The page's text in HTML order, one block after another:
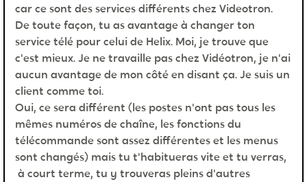
car ce sont des services différents chez Videotron.
De toute façon, tu as avantage à changer ton
service télé pour celui de Helix. Moi, je trouve que
c'est mieux. Je ne travaille pas chez Vidéotron, je n'ai
aucun avantage de mon côté en disant ça. Je suis un
client comme toi.
Oui, ce sera différent (les postes n'ont pas tous les
mêmes numéros de chaîne, les fonctions du
télécommande sont assez différentes et les menus
sont changés) mais tu t'habitueras vite et tu verras,
à court terme, tu y trouveras pleins d'autres